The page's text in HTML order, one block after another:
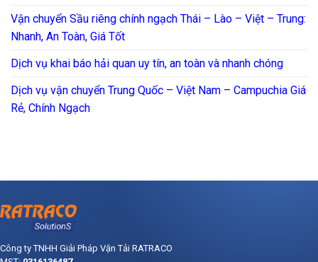
Vận chuyển Sầu riêng chính ngạch Thái – Lào – Việt – Trung:
Nhanh, An Toàn, Giá Tốt
Dịch vụ khai báo hải quan uy tín, an toàn và nhanh chóng
Dịch vụ vận chuyển Trung Quốc – Việt Nam – Campuchia Giá
Rẻ, Chính Ngạch
Công ty TNHH Giải Pháp Vận Tải RATRACO